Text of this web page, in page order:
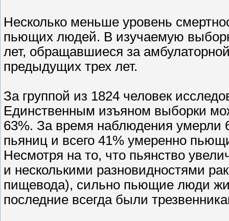
Несколько меньше уровень
пьющих людей. В изучаемую
лет, обращавшиеся за
предыдущих трех лет.
За группой из 1824 человек
Единственным изъяном выборки
63%. За время наблюдения
пьяниц и всего 41% умеренно
Несмотря на то, что пьянство
и несколькими разновидностями
пищевода), сильно пьющие люди
последние всегда были